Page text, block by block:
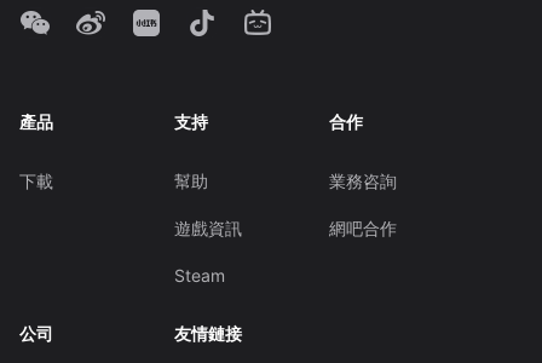
產品
下載
支持
幫助
遊戲資訊
Steam
合作
業務咨詢
網吧合作
公司 友情鏈接